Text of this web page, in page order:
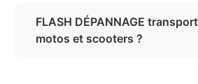
FLASH DÉPANNAGE
motos et scooters ?